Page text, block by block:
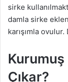
sirke
damla sirke
karışımla
Kurumuş
Çıkar?